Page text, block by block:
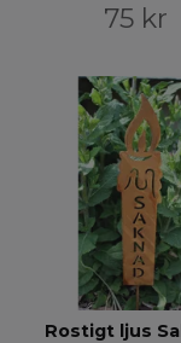
75 kr
Rostigt ljus